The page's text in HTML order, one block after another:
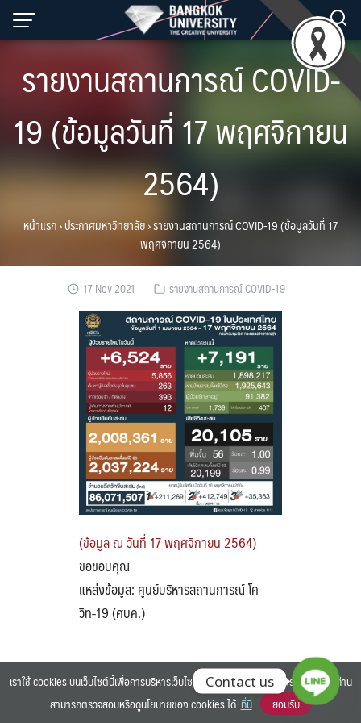
Skip
Search
รายงานสถานการณ์ COVID-
19 (ข้อมูลวันที่ 17 พฤศจิกายน
2564)
หน้าแรก›ประกาศมหาวิทยาลัย›รายงานสถานการณ์ COVID-19 (ข้อมูลวันที่ 17
พฤศจิกายน 2564)
17 Nov 2021 รายงานสถานการณ์ COVID-19
(ข้อมูล ณ วันที่ 17 พฤศจิกายน 2564)
ขอขอบคุณ
แหล่งข้อมูล: ศูนย์บริหารสถานการณ์ โค
วิท-19 (ศบค.)
©2025 BANGKOK UNIVERSITY. ALL RIGHTS RESERVED.
เราใช้ cookies บนเว็บไซต์นี้เพื่อการบริหารเว็บไซต์ และเพิ่มประสิทธิภาพการใช้งานของท่าน
สามารถตรวจสอบหรือดูนโยบายของ cookies ได้ ที่นี่ ยอมรับ
Contact us